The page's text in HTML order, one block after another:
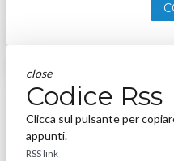
close
Codice Rss
Clicca sul pulsante per
appunti.
RSS link